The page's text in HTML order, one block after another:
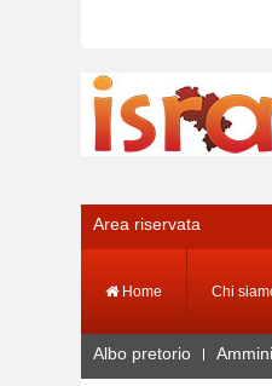
Area riservata
Home Chi
Albo pretorio